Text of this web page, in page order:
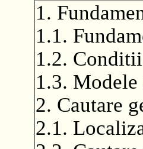
1.
1.1.
1.2.
1.3.
2. Cautare
2.1.